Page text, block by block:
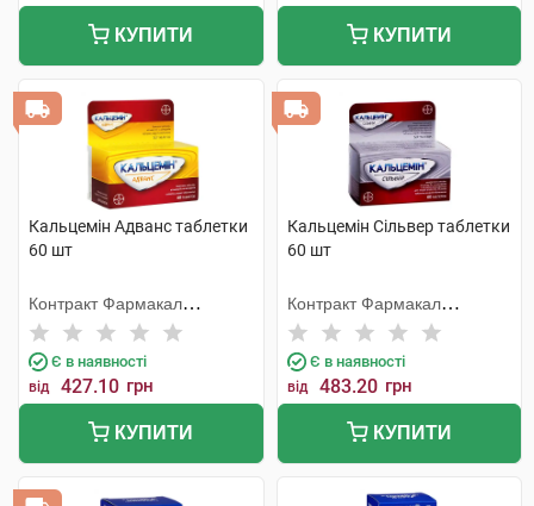
КУПИТИ КУПИТИ
Кальцемін Адванс таблетки
60 шт
Контракт Фармакал
Корпорейшн
Є в наявності
від 427.10 грн
КУПИТИ
Кальцемін Сільвер таблетки
60 шт
Контракт Фармакал
Корпорейшн
Є в наявності
від 483.20 грн
КУПИТИ